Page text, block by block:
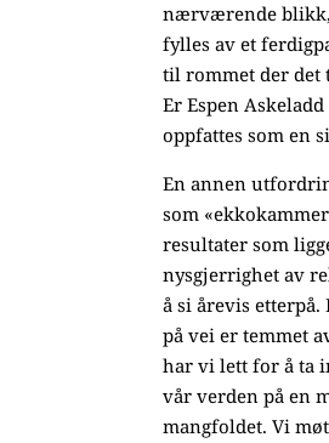
nærværende blikk,
fylles av et
til rommet der det
Er Espen
oppfattes som en
En annen
som
resultater som
nysgjerrighet av
å si årevis
på vei er temmet
har vi lett for å ta
vår verden på en
mangfoldet. Vi